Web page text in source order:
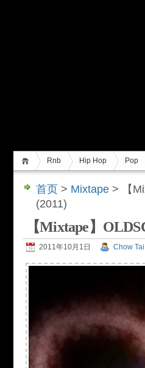
Rnb Hip Hop Pop
首页 > Mixtape > 【
(2011)
【Mixtape】
2011年10月1日 Chow